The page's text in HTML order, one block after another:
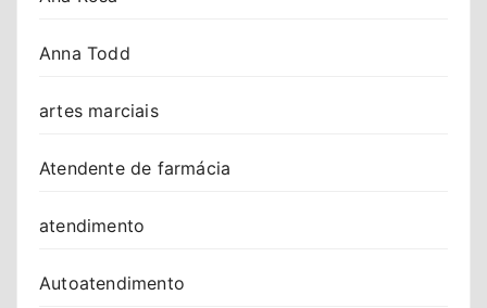
Anna Todd
artes marciais
Atendente de farmácia
atendimento
Autoatendimento